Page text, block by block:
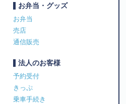
お弁当・グッズ
お弁当
売店
通信販売
法人のお客様
予約受付
きっぷ
乗車手続き